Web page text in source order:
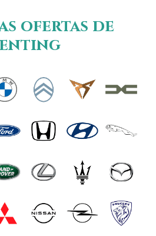
ofertas de